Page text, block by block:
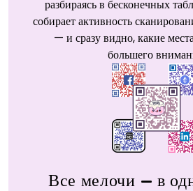
разбираясь в бесконечных
собирает активность
— и сразу видно, какие
большего
Все мелочи — в